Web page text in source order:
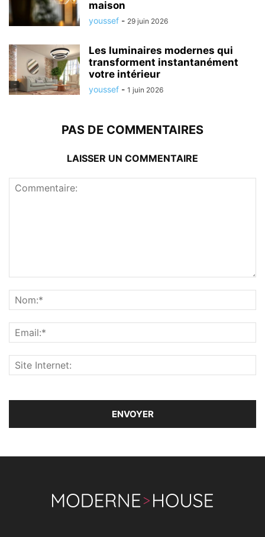
maison
youssef - 29 juin 2026
Les luminaires modernes qui
transforment instantanément
votre intérieur
youssef - 1 juin 2026
PAS DE COMMENTAIRES
LAISSER UN COMMENTAIRE